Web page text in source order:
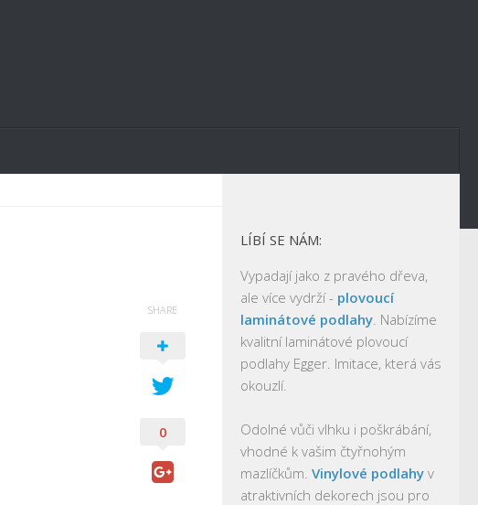
SHARE
0
LÍBÍ SE NÁM:
Vypadají jako z pravého dřeva,
ale více vydrží - plovoucí
laminátové podlahy. Nabízíme
kvalitní laminátové plovoucí
podlahy Egger. Imitace, která vás
okouzlí.
Odolné vůči vlhku i poškrábání,
vhodné k vašim čtyřnohým
mazlíčkům. Vinylové podlahy v
atraktivních dekorech jsou pro